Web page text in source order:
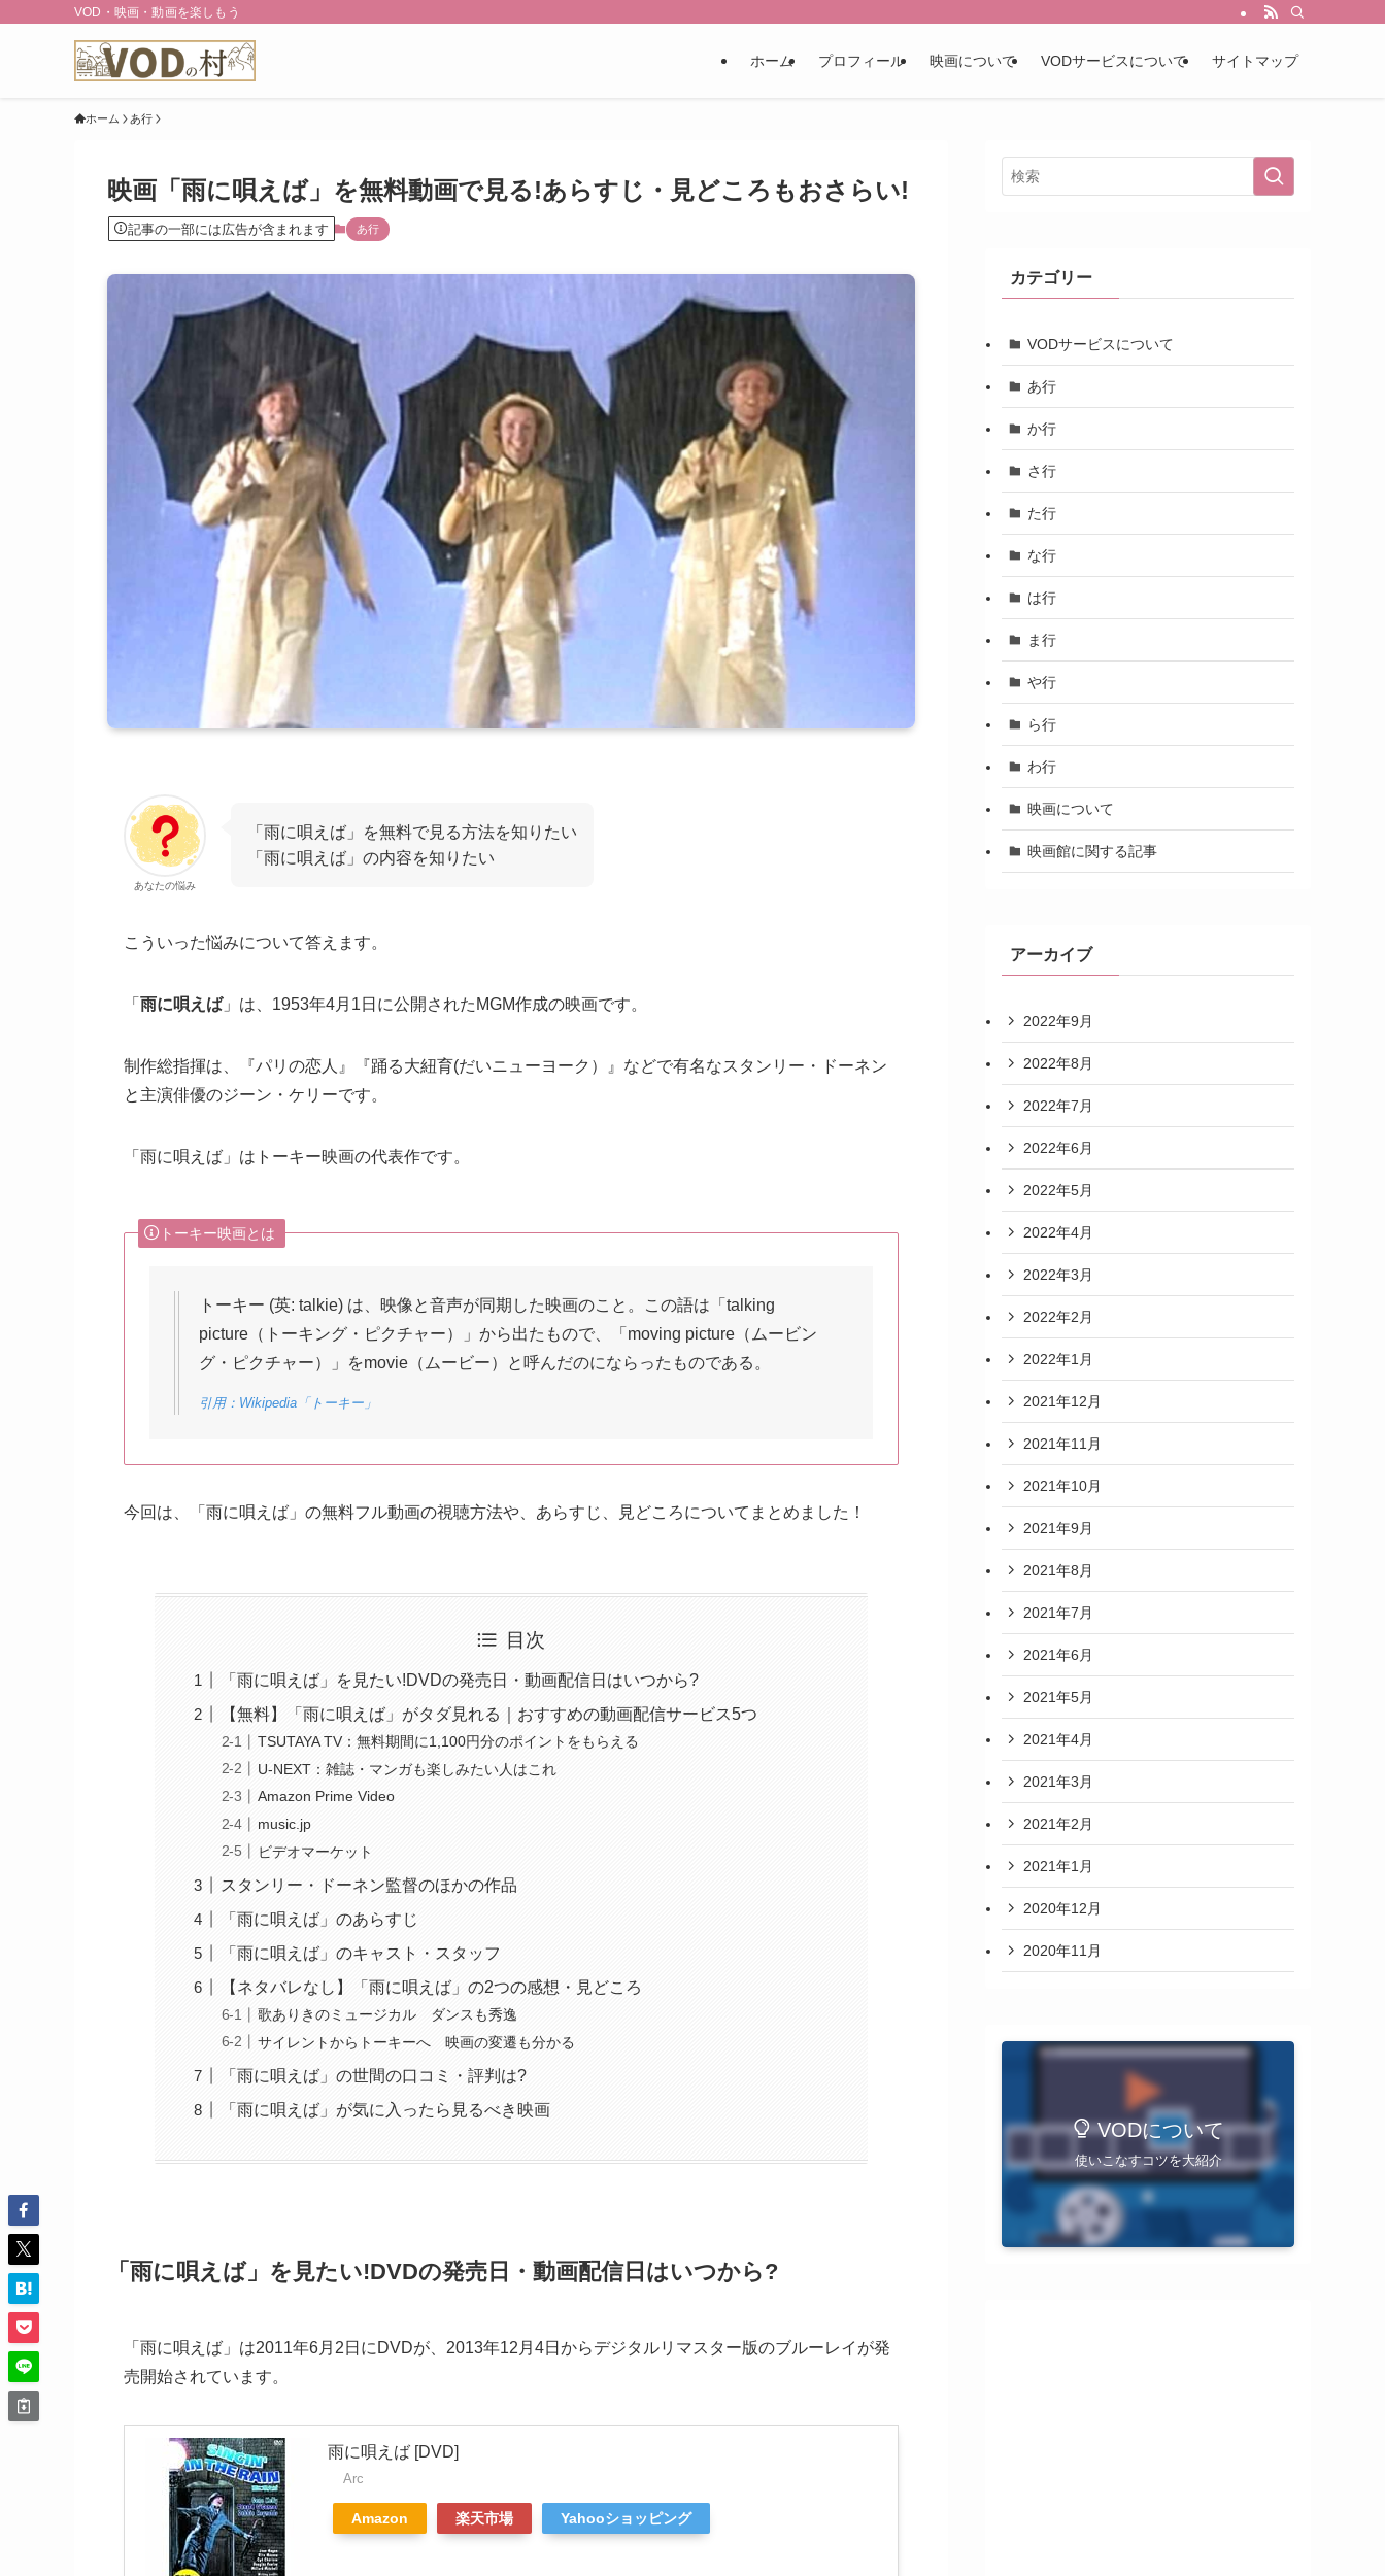
VOD・映画・動画を楽しもう
ホーム プロフィール 映画について VODサービスについて サイトマップ
ホーム あ行
映画「雨に唄えば」を無料動画で見る!あらすじ・見どころもおさらい!
記事の一部には広告が含まれます あ行
あなたの悩み
「雨に唄えば」を無料で見る方法を知りたい
「雨に唄えば」の内容を知りたい
こういった悩みについて答えます。
「 雨に唄えば」は、1953年4月1日に公開されたMGM作成の映画です。
制作総指揮は、『パリの恋人』『踊る大紐育(だいニューヨーク）』などで有名なスタンリー・ドーネン
と主演俳優のジーン・ケリーです。
「雨に唄えば」はトーキー映画の代表作です。
トーキー映画とは
トーキー (英: talkie) は、映像と音声が同期した映画のこと。この語は「talking
picture（トーキング・ピクチャー）」から出たもので、「moving picture（ムービン
グ・ピクチャー）」をmovie（ムービー）と呼んだのにならったものである。
引用：Wikipedia「トーキー」
今回は、「雨に唄えば」の無料フル動画の視聴方法や、あらすじ、見どころについてまとめました！
目次
「雨に唄えば」を見たい!DVDの発売日・動画配信日はいつから?
【無料】「雨に唄えば」がタダ見れる｜おすすめの動画配信サービス5つ
TSUTAYA TV：無料期間に1,100円分のポイントをもらえる
U-NEXT：雑誌・マンガも楽しみたい人はこれ
Amazon Prime Video
music.jp
ビデオマーケット
スタンリー・ドーネン監督のほかの作品
「雨に唄えば」のあらすじ
「雨に唄えば」のキャスト・スタッフ
【ネタバレなし】「雨に唄えば」の2つの感想・見どころ
歌ありきのミュージカル ダンスも秀逸
サイレントからトーキーへ 映画の変遷も分かる
「雨に唄えば」の世間の口コミ・評判は?
「雨に唄えば」が気に入ったら見るべき映画
「雨に唄えば」を見たい!DVDの発売日・動画配信日はいつから?
「雨に唄えば」は2011年6月2日にDVDが、2013年12月4日からデジタルリマスター版のブルーレイが発
売開始されています。
雨に唄えば [DVD]
Arc
Amazon 楽天市場 Yahooショッピング
カテゴリー
VODサービスについて
あ行
か行
さ行
た行
な行
は行
ま行
や行
ら行
わ行
映画について
映画館に関する記事
アーカイブ
2022年9月
2022年8月
2022年7月
2022年6月
2022年5月
2022年4月
2022年3月
2022年2月
2022年1月
2021年12月
2021年11月
2021年10月
2021年9月
2021年8月
2021年7月
2021年6月
2021年5月
2021年4月
2021年3月
2021年2月
2021年1月
2020年12月
2020年11月
VODについて
使いこなすコツを大紹介